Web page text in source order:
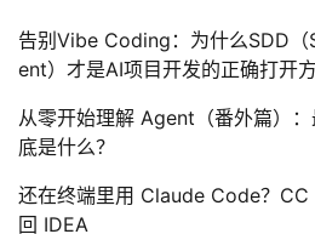
告别Vibe Coding：为什么SDD
ent）才是AI项目开发的正确打开
从零开始理解 Agent（番外篇）
底是什么？
还在终端里用 Claude Code？
回 IDEA